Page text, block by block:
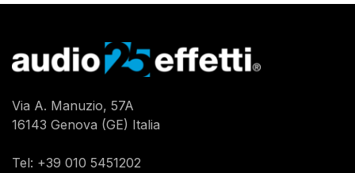
Via A. Manuzio, 57A
16143 Genova (GE) Italia
Tel: +39 010 5451202